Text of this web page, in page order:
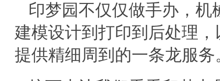
印梦园不仅仅做手办，
建模设计到打印到后处理
提供精细周到的一条龙服务